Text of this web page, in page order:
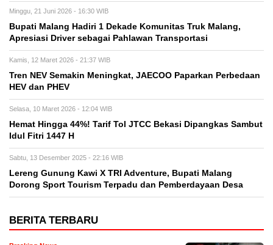
Minggu, 21 Juni 2026 - 16:30 WIB
Bupati Malang Hadiri 1 Dekade Komunitas Truk Malang,
Apresiasi Driver sebagai Pahlawan Transportasi
Kamis, 12 Maret 2026 - 21:37 WIB
Tren NEV Semakin Meningkat, JAECOO Paparkan Perbedaan
HEV dan PHEV
Selasa, 10 Maret 2026 - 12:04 WIB
Hemat Hingga 44%! Tarif Tol JTCC Bekasi Dipangkas Sambut
Idul Fitri 1447 H
Sabtu, 13 Desember 2025 - 22:16 WIB
Lereng Gunung Kawi X TRI Adventure, Bupati Malang
Dorong Sport Tourism Terpadu dan Pemberdayaan Desa
BERITA TERBARU